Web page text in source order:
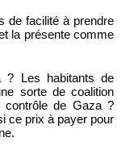
de facilité à prendre
la présente comme
? Les habitants de
sorte de coalition
contrôle de Gaza ?
ce prix à payer pour